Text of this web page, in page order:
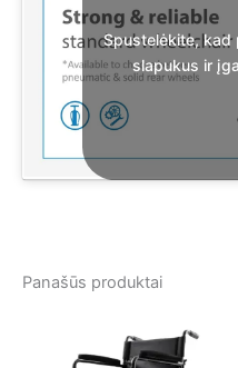
Spustelėkite, kad
slapukus ir
Panašūs produktai